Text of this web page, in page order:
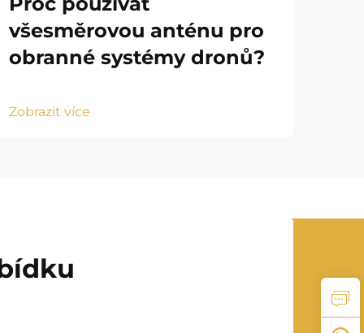
všesměrovou anténu pro
obranné systémy dronů?
Zobrazit více